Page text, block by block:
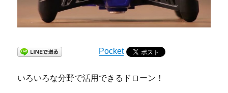
Pocket
いろいろな分野で活用できるドローン！